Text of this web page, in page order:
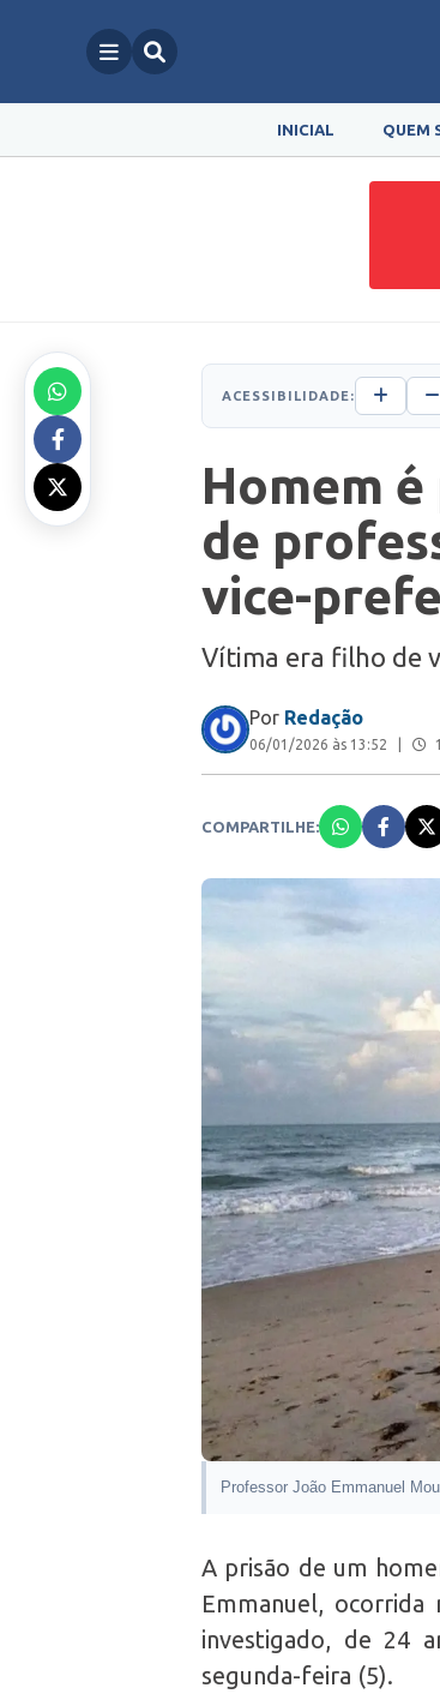
INICIAL QUEM
ACESSIBILIDADE:
Homem
de
vice-
Vítima era filho de
Por Redação
06/01/2026 às 13:52
COMPARTILHE:
Professor João Emmanuel
A prisão de um
Emmanuel,
investigado, de 24
segunda-feira (5).